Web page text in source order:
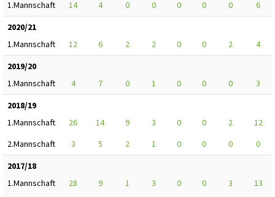
1.Mannschaft
14 4 0 0 0 0 0
6
2020/21
1.Mannschaft
12 6 2 2 0 0 2
4
2019/20
1.Mannschaft
4 7 0 1 0 0 0
3
2018/19
1.Mannschaft
26 14 9 3 0 0 2
12
2.Mannschaft
3 5 2 1 0 0 0
0
2017/18
1.Mannschaft
28 9 1 3 0 0 3
13